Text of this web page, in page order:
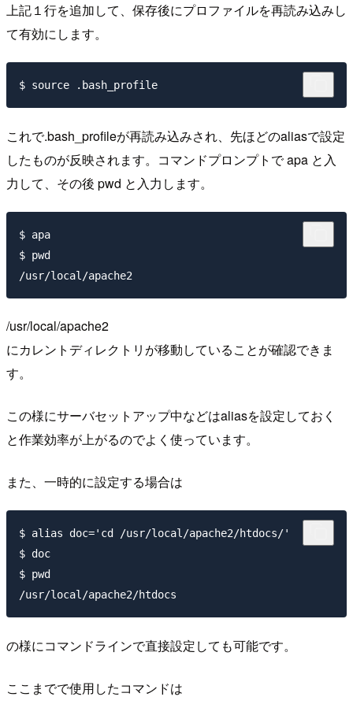
上記１行を追加して、保存後にプロファイルを再読み込みし
て有効にします。
これで.bash_profileが再読み込みされ、先ほどのaliasで設定
したものが反映されます。コマンドプロンプトで apa と入
力して、その後 pwd と入力します。
$ apa
$ pwd
/usr/local/apache2
にカレントディレクトリが移動していることが確認できま
す。
この様にサーバセットアップ中などはaliasを設定しておく
と作業効率が上がるのでよく使っています。
また、一時的に設定する場合は
$ alias doc='cd /usr/local/apache2/htdocs/'
$ doc
$ pwd
の様にコマンドラインで直接設定しても可能です。
ここまでで使用したコマンドは